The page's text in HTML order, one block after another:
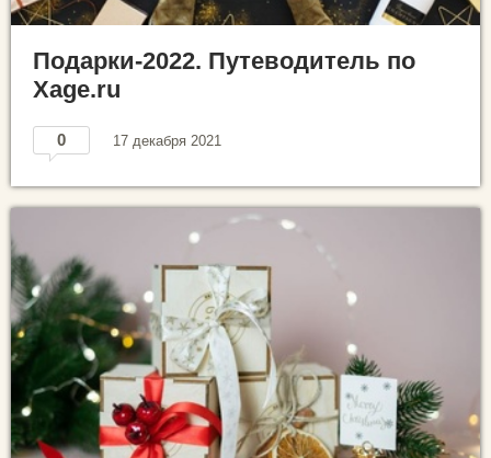
Подарки-2022. Путеводитель по
Xage.ru
0 17 декабря 2021